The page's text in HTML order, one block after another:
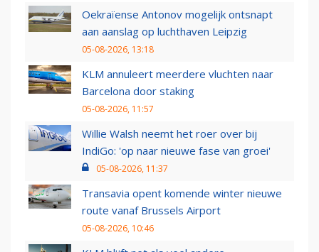
Oekraïense Antonov mogelijk ontsnapt
aan aanslag op luchthaven Leipzig
05-08-2026, 13:18
KLM annuleert meerdere vluchten naar
Barcelona door staking
05-08-2026, 11:57
Willie Walsh neemt het roer over bij
IndiGo: 'op naar nieuwe fase van groei'
05-08-2026, 11:37
Transavia opent komende winter nieuwe
route vanaf Brussels Airport
05-08-2026, 10:46